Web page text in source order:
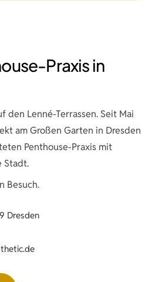
Praxis in
den Lenné-Terrassen. Seit Mai
am Großen Garten in Dresden
Penthouse-Praxis mit
Stadt.
Besuch.
Dresden